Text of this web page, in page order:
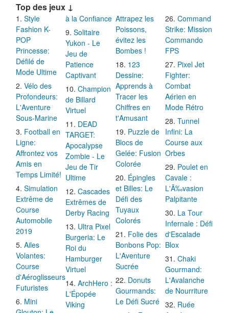
Top des jeux ↓
Style
Fashion K-
POP
Princesse:
Défilé de
Mode Ultime
Vélo des
Profondeurs:
L'Aventure
Sous-Marine
Football en
Ligne:
Affrontez vos
Amis en
Temps Limité!
Simulation
Extrême de
Course
Automobile
2019
Ailes
Volantes:
Course
d'Aéroglisseurs
Futuristes
Mini
à la Confiance
Solitaire
Yukon - Le
Jeu de
Patience
Captivant
Champion
de Billard
Virtuel
DEAD
TARGET:
Apocalypse
Zombie - Le
Jeu de Tir
Ultime
Cascades
Extrêmes de
Derby Racing
Ultra Pixel
Burgeria: Le
Roi du
Hamburger
Virtuel
ArchHero :
L'Épopée
Viking
Attrapez les
Poissons,
évitez les
Bombes !
123
Dessine:
Apprends à
Tracer les
Chiffres en
t'Amusant
Puzzle de
Blocs de
Gelée: Fusion
Colorée
Épingles
et Billes: Le
Défi des
Tuyaux
Colorés
Folie des
Bonbons Pop:
L'Aventure
Sucrée
Donuts
Gourmands:
Le Défi Sucré
Command
Strike: Mission
Commando
FPS
Pixel Jet
Fighter:
Combat
Aérien en
Mode Rétro
Tunnel
Infini: La
Course aux
Orbes
Poulet en
Cavale :
L'Ã‰vasion
Palpitante
La Tour
Infernale : Défi
d'Escalade
Blox
Chaki
Gourmand:
L'Avalanche
de Nourriture
Ruée